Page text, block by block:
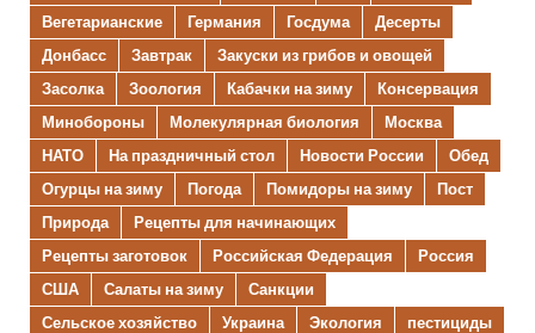
Вегетарианские
Германия Госдума
Десерты
Донбасс
Завтрак
Закуски из грибов и овощей
Засолка
Зоология Кабачки на зиму
Консервация
Минобороны
Молекулярная биология
Москва
НАТО
На праздничный стол Новости России
Обед
Огурцы на зиму
Погода Помидоры на зиму
Пост
Природа
Рецепты для начинающих
Рецепты заготовок
Российская Федерация
Россия
США
Салаты на зиму
Санкции
Сельское хозяйство
Украина Экология
пестициды